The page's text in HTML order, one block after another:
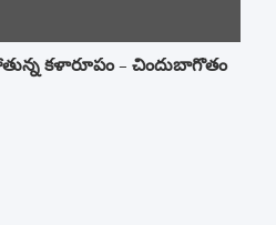
కళారూపం – చిందుబాగోతం